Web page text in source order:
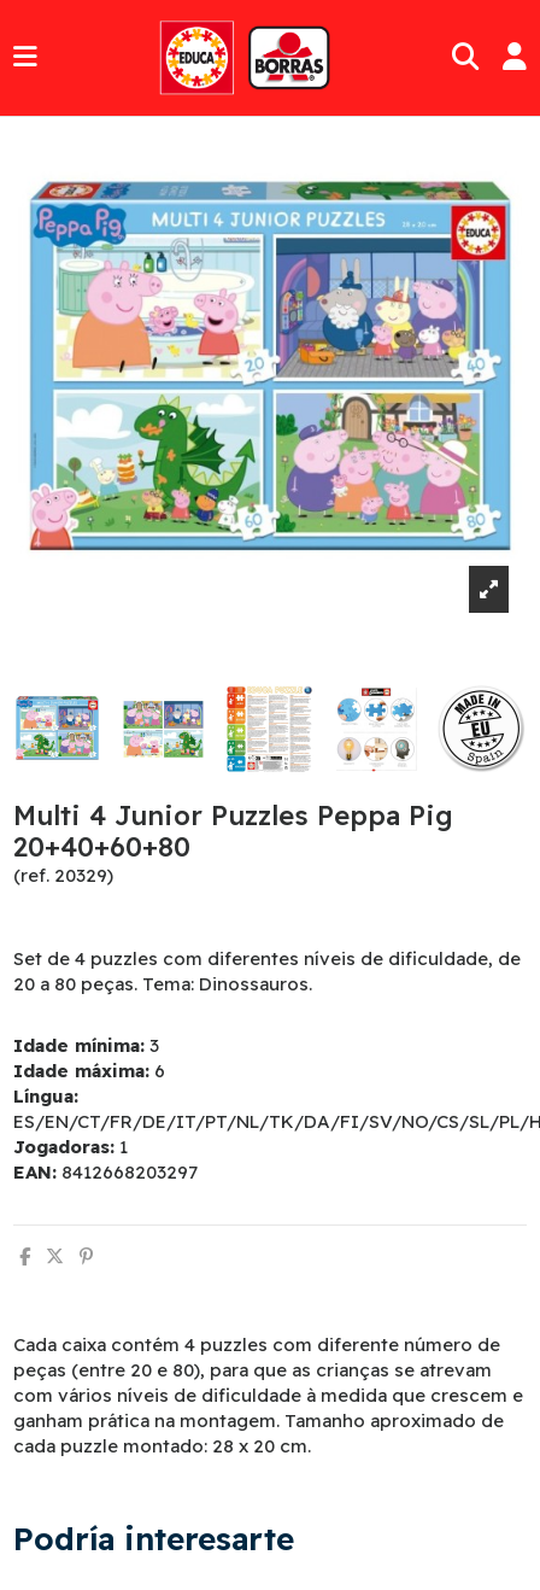
Multi 4 Junior Puzzles Peppa Pig
20+40+60+80
(ref. 20329)
Set de 4 puzzles com diferentes níveis de dificuldade, de
20 a 80 peças. Tema: Dinossauros.
Idade mínima: 3
Idade máxima: 6
Língua:
ES/EN/CT/FR/DE/IT/PT/NL/TK/DA/FI/SV/NO/CS/SL/PL/
Jogadoras: 1
EAN: 8412668203297
Cada caixa contém 4 puzzles com diferente número de
peças (entre 20 e 80), para que as crianças se atrevam
com vários níveis de dificuldade à medida que crescem e
ganham prática na montagem. Tamanho aproximado de
cada puzzle montado: 28 x 20 cm.
Podría interesarte